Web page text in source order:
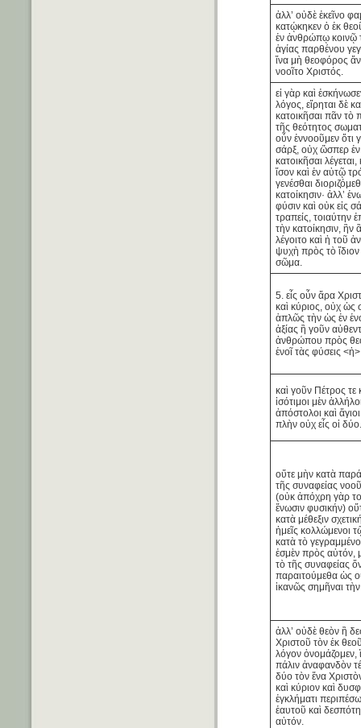
ἀλλ’ οὐδὲ ἐκεῖνο
κατῴκηκεν ὁ ἐκ
ἐν ἀνθρώπῳ κοινῷ
ἁγίας παρθένου
ἵνα μὴ θεοφόρος
νοοῖτο Χριστός.
εἰ γὰρ καὶ
λόγος, εἴρηται δὲ
κατοικῆσαι πᾶν τὸ
τῆς θεότητος
οὖν ἐννοοῦμεν ὅτι
σάρξ, οὐχ ὥσπερ ἐν
κατοικῆσαι
ἴσον καὶ ἐν αὐτῷ
γενέσθαι
κατοίκησιν· ἀλλ’
φύσιν καὶ οὐκ εἰς
τραπείς, τοιαύτην
τὴν κατοίκησιν, ἣν
λέγοιτο καὶ ἡ τοῦ
ψυχὴ πρὸς τὸ
σῶμα.
5. εἷς οὖν ἄρα
καὶ κύριος, οὐχ ὡς
ἁπλῶς τὴν ὡς ἐν
ἀξίας ἢ γοῦν
ἀνθρώπου πρὸς
ἑνοῖ τὰς φύσεις <ἡ>
καὶ γοῦν Πέτρος τε
ἰσότιμοι μὲν
ἀπόστολοι καὶ
πλὴν οὐχ εἷς οἱ
οὔτε μὴν κατὰ
τῆς συναφείας
(οὐκ ἀπόχρη γὰρ
ἕνωσιν φυσικήν)
κατὰ μέθεξιν
ἡμεῖς κολλώμενοι
κατὰ τὸ
ἐσμὲν πρὸς αὐτόν,
τὸ τῆς συναφείας
παραιτούμεθα ὡς
ἱκανῶς σημῆναι
ἀλλ’ οὐδὲ θεὸν ἢ
Χριστοῦ τὸν ἐκ
λόγον ὀνομάζομεν,
πάλιν ἀναφανδὸν
δύο τὸν ἕνα
καὶ κύριον καὶ
ἐγκλήματι
ἑαυτοῦ καὶ
αὐτόν.